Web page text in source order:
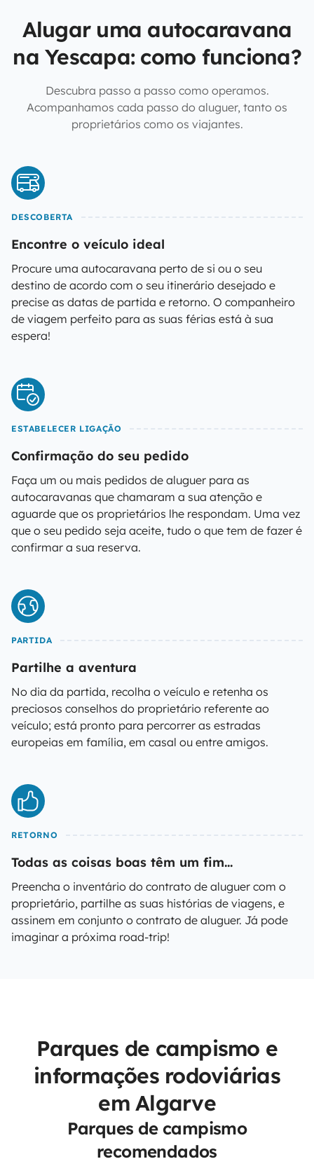
Alugar uma autocaravana
na Yescapa: como funciona?
Descubra passo a passo como operamos.
Acompanhamos cada passo do aluguer, tanto os
proprietários como os viajantes.
DESCOBERTA
Encontre o veículo ideal
Procure uma autocaravana perto de si ou o seu
destino de acordo com o seu itinerário desejado e
precise as datas de partida e retorno. O companheiro
de viagem perfeito para as suas férias está à sua
espera!
ESTABELECER LIGAÇÃO
Confirmação do seu pedido
Faça um ou mais pedidos de aluguer para as
autocaravanas que chamaram a sua atenção e
aguarde que os proprietários lhe respondam. Uma vez
que o seu pedido seja aceite, tudo o que tem de fazer é
confirmar a sua reserva.
PARTIDA
Partilhe a aventura
No dia da partida, recolha o veículo e retenha os
preciosos conselhos do proprietário referente ao
veículo; está pronto para percorrer as estradas
europeias em família, em casal ou entre amigos.
RETORNO
Todas as coisas boas têm um fim...
Preencha o inventário do contrato de aluguer com o
proprietário, partilhe as suas histórias de viagens, e
assinem em conjunto o contrato de aluguer. Já pode
imaginar a próxima road-trip!
Parques de campismo e
informações rodoviárias
em Algarve
Parques de campismo
recomendados